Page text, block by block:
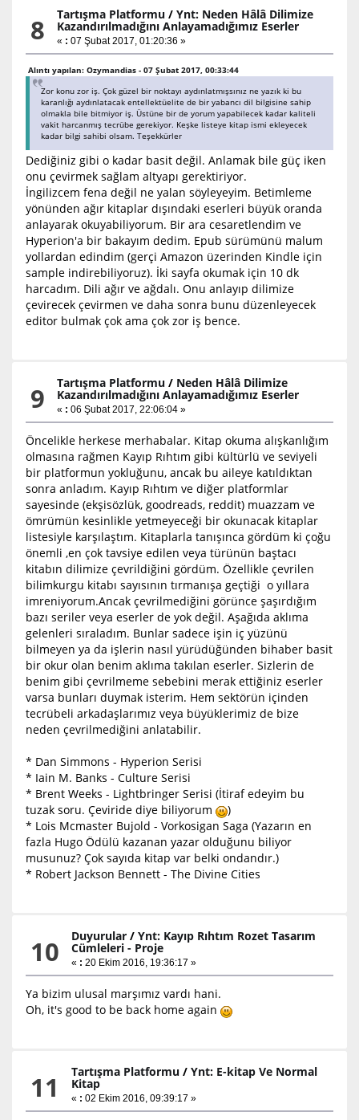
8 Tartışma Platformu /Ynt: Neden Hâlâ Dilimize
Kazandırılmadığını Anlayamadığımız Eserler
« : 07 Şubat 2017, 01:20:36 »
Alıntı yapılan: Ozymandias - 07 Şubat 2017, 00:33:44
Zor konu zor iş. Çok güzel bir noktayı aydınlatmışsınız ne yazık ki bu
karanlığı aydınlatacak entellektüelite de bir yabancı dil bilgisine sahip
olmakla bile bitmiyor iş. Üstüne bir de yorum yapabilecek kadar kaliteli
vakit harcanmış tecrübe gerekiyor. Keşke listeye kitap ismi ekleyecek
kadar bilgi sahibi olsam. Teşekkürler
Dediğiniz gibi o kadar basit değil. Anlamak bile güç iken
onu çevirmek sağlam altyapı gerektiriyor.
İngilizcem fena değil ne yalan söyleyeyim. Betimleme
yönünden ağır kitaplar dışındaki eserleri büyük oranda
anlayarak okuyabiliyorum. Bir ara cesaretlendim ve
Hyperion'a bir bakayım dedim. Epub sürümünü malum
yollardan edindim (gerçi Amazon üzerinden Kindle için
sample indirebiliyoruz). İki sayfa okumak için 10 dk
harcadım. Dili ağır ve ağdalı. Onu anlayıp dilimize
çevirecek çevirmen ve daha sonra bunu düzenleyecek
editor bulmak çok ama çok zor iş bence.
9 Tartışma Platformu / Neden Hâlâ Dilimize
Kazandırılmadığını Anlayamadığımız Eserler
« : 06 Şubat 2017, 22:06:04 »
Öncelikle herkese merhabalar. Kitap okuma alışkanlığım
olmasına rağmen Kayıp Rıhtım gibi kültürlü ve seviyeli
bir platformun yokluğunu, ancak bu aileye katıldıktan
sonra anladım. Kayıp Rıhtım ve diğer platformlar
sayesinde (ekşisözlük, goodreads, reddit) muazzam ve
ömrümün kesinlikle yetmeyeceği bir okunacak kitaplar
listesiyle karşılaştım. Kitaplarla tanışınca gördüm ki çoğu
önemli ,en çok tavsiye edilen veya türünün baştacı
kitabın dilimize çevrildiğini gördüm. Özellikle çevrilen
bilimkurgu kitabı sayısının tırmanışa geçtiği o yıllara
imreniyorum.Ancak çevrilmediğini görünce şaşırdığım
bazı seriler veya eserler de yok değil. Aşağıda aklıma
gelenleri sıraladım. Bunlar sadece işin iç yüzünü
bilmeyen ya da işlerin nasıl yürüdüğünden bihaber basit
bir okur olan benim aklıma takılan eserler. Sizlerin de
benim gibi çevrilmeme sebebini merak ettiğiniz eserler
varsa bunları duymak isterim. Hem sektörün içinden
tecrübeli arkadaşlarımız veya büyüklerimiz de bize
neden çevrilmediğini anlatabilir.
* Dan Simmons - Hyperion Serisi
* Iain M. Banks - Culture Serisi
* Brent Weeks - Lightbringer Serisi (İtiraf edeyim bu
tuzak soru. Çeviride diye biliyorum
)
* Lois Mcmaster Bujold - Vorkosigan Saga (Yazarın en
fazla Hugo Ödülü kazanan yazar olduğunu biliyor
musunuz? Çok sayıda kitap var belki ondandır.)
* Robert Jackson Bennett - The Divine Cities
10 Duyurular /Ynt: Kayıp Rıhtım Rozet Tasarım
Cümleleri - Proje
« : 20 Ekim 2016, 19:36:17 »
Ya bizim ulusal marşımız vardı hani.
Oh, it's good to be back home again
11 Tartışma Platformu /Ynt: E-kitap Ve Normal
Kitap
« : 02 Ekim 2016, 09:39:17 »